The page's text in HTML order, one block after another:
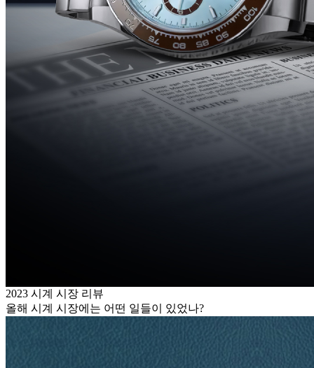
2023 시계 시장 리뷰
올해 시계 시장에는 어떤 일들이 있었나?